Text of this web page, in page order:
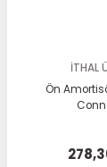
İTHAL
Ön